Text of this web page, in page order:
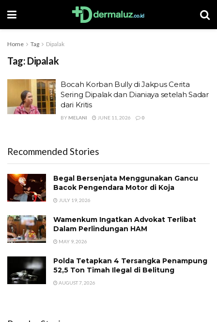
Home Tag Dipalak
Tag: Dipalak
Bocah Korban Bully di Jakpus Cerita
Sering Dipalak dan Dianiaya setelah Sadar
dari Kritis
BY MELANI JUNE 11, 2026 0
Recommended Stories
Begal Bersenjata Menggunakan Gancu
Bacok Pengendara Motor di Koja
JULY 19, 2026
Wamenkum Ingatkan Advokat Terlibat
Dalam Perlindungan HAM
MAY 9, 2026
Polda Tetapkan 4 Tersangka Penampung
52,5 Ton Timah Ilegal di Belitung
AUGUST 7, 2026